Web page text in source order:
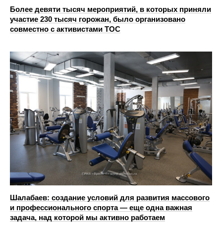
Более девяти тысяч мероприятий, в которых приняли
участие 230 тысяч горожан, было организовано
совместно с активистами ТОС
Шалабаев: создание условий для развития массового
и профессионального спорта — еще одна важная
задача, над которой мы активно работаем